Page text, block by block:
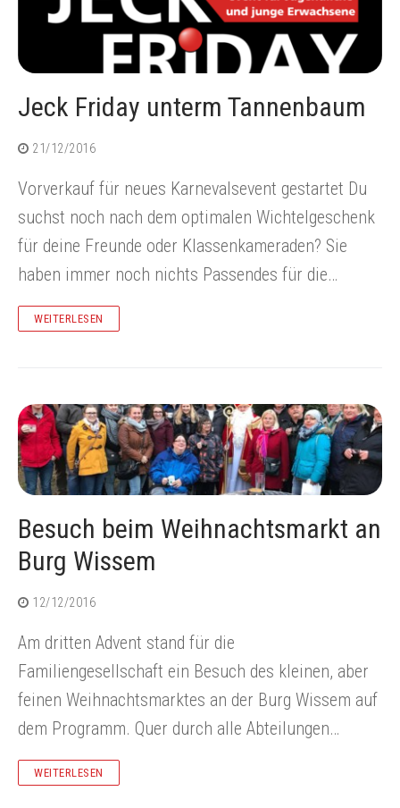
Jeck Friday unterm Tannenbaum
21/12/2016
Vorverkauf für neues Karnevalsevent gestartet Du
suchst noch nach dem optimalen Wichtelgeschenk
für deine Freunde oder Klassenkameraden? Sie
haben immer noch nichts Passendes für die…
WEITERLESEN
Besuch beim Weihnachtsmarkt an
Burg Wissem
12/12/2016
Am dritten Advent stand für die
Familiengesellschaft ein Besuch des kleinen, aber
feinen Weihnachtsmarktes an der Burg Wissem auf
dem Programm. Quer durch alle Abteilungen…
WEITERLESEN